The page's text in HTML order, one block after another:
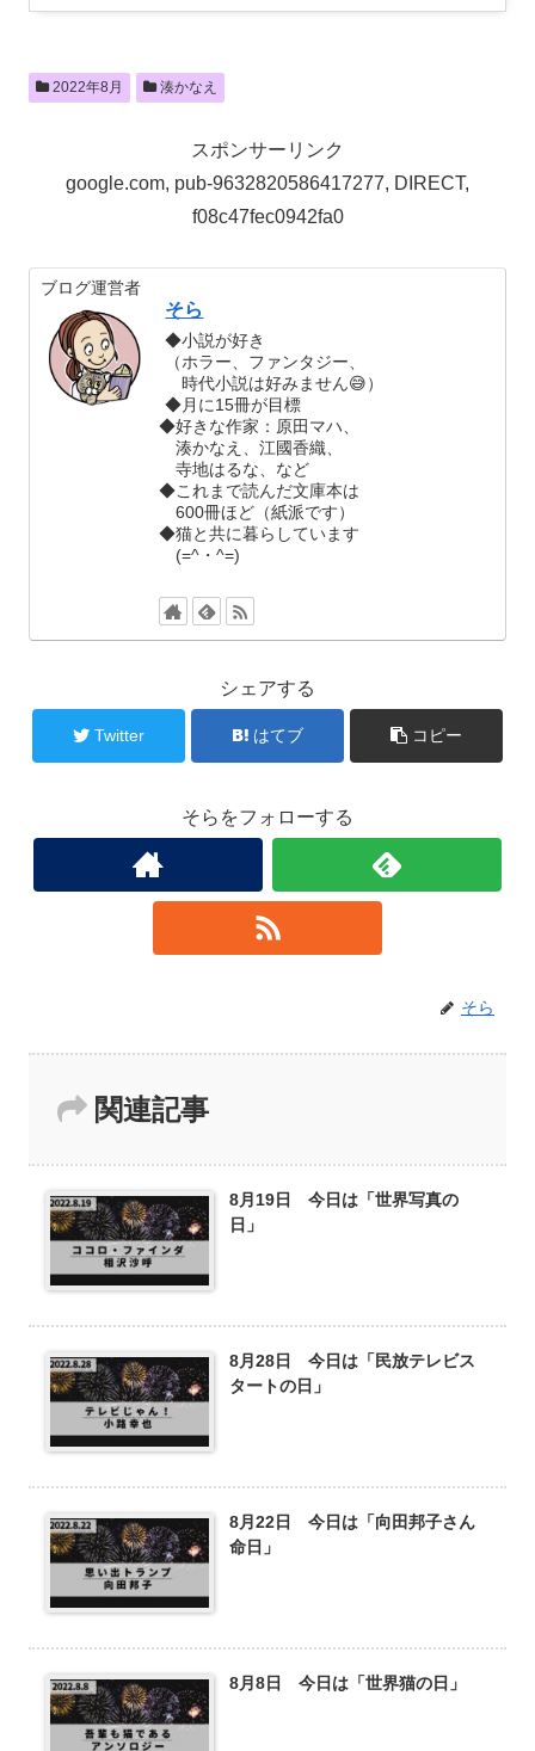
2022年8月 湊かなえ
スポンサーリンク
google.com, pub-9632820586417277, DIRECT,
f08c47fec0942fa0
ブログ運営者
そら
◆小説が好き
（ホラー、ファンタジー、
時代小説は好みません😅）
◆月に15冊が目標
◆好きな作家：原田マハ、
湊かなえ、江國香織、
寺地はるな、など
◆これまで読んだ文庫本は
600冊ほど（紙派です）
◆猫と共に暮らしています
(=^・^=)
シェアする
Twitter はてブ コピー
そらをフォローする
そら
関連記事
8月19日 今日は「世界写真の
日」
8月28日 今日は「民放テレビス
タートの日」
8月22日 今日は「向田邦子さん
命日」
8月8日 今日は「世界猫の日」